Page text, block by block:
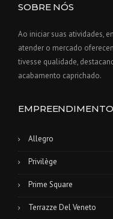
SOBRE NÓS
Ao iniciar suas atividades,
atender o mercado
tivesse qualidade,
acabamento caprichado.
Allegro
Privilège
Prime Square
Terrazze Del Veneto